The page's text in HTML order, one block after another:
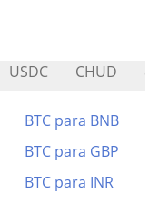
USDC CHUD
BTC para BNB
BTC para GBP
BTC para INR